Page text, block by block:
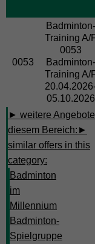
0053
Badminton-
Training A/
0053
Badminton-
Training A/
05.10.2026
► weitere
diesem Bereich: ►
similar offers in this
category:
Badminton
im
Millennium
Badminton-
Spielgruppe